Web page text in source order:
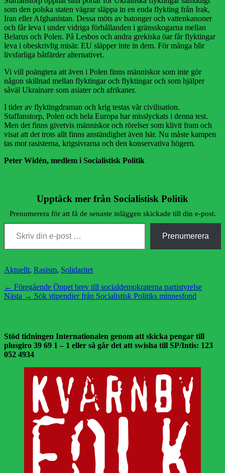
som den polska staten vägrar släppa in en enda flykting från Irak,
Iran eller Afghanistan. Dessa möts av batonger och vattenkanoner
och får leva i under vidriga förhållanden i gränsskogarna mellan
Belarus och Polen. På Lesbos och andra grekiska öar får flyktingar
leva i obeskrivlig misär. EU släpper inte in dem. För många blir
livsfarliga båtfärder alternativet.
Vi vill poängtera att även i Polen finns människor som inte gör
någon skillnad mellan flyktingar och flyktingar och som hjälper
såväl Ukrainare som asiater och afrikaner.
I tider av flyktingdraman och krig testas vår civilisation.
Staffanstorp, Polen och hela Europa har misslyckats i denna test.
Men det finns givetvis människor och rörelser som klivit fram och
visat att det trots allt finns anständighet även här. Nu måste kampen
tas mot rasisterna, krigsivrarna och den konservativa högern.
Peter Widén, medlem i Socialistisk Politik
Upptäck mer från Socialistisk Politik
Prenumerera för att få de senaste inläggen skickade till din e-post.
Skriv din e-post …
Prenumerera
Kategorier
Aktuellt, Rasism, Solidaritet
Inläggsnavigering
← Föregående Föregående
inlägg:
Öppet brev till socialdemokraterna partistyrelse
Nästa → Nästa
Sök stipendier från Socialistisk Politiks minnesfond
Stöd tidningen Internationalen genom att skicka pengar till
plusgiro 39 69 1 – 1 eller så går det att swisha till SP/Intis: 123
052 4934